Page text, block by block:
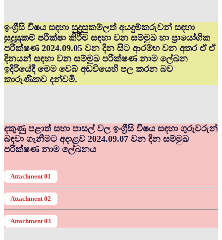
ඉංග්‍රීසි විෂය සඳහා සුදුසුකම්ලත් අයදුම්කරුවන් සඳහා
සුදුසුකම් පරීක්ෂා කිරීම සඳහා වන සම්මුඛ හා ප්‍රායෝගික
පරීක්ෂණ 2024.09.05 වන දින සිට ආරම්භ වන අතර ඒ ඒ
දිනයන් සඳහා වන සම්මුඛ පරීක්ෂණ නාම ලේඛන
ඉදිරියේදී මෙම වෙබ් අඩවියෙහි පල කරන බව
කාරුණිකව දන්වමි.
දකුණු පළාත් සභා පාසල් වල ඉංග්‍රීසි විෂය සඳහා ගුරුවරුන්
බඳවා ගැනීමට අදාළව 2024.09.07 වන දින සම්මුඛ
පරීක්ෂණ නාම ලේඛනය
Attachment 01
Attachment 02
Attachment 03